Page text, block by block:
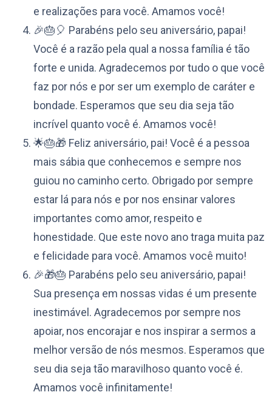
e realizações para você. Amamos você!
🎉🎂🎈 Parabéns pelo seu aniversário, papai!
Você é a razão pela qual a nossa família é tão
forte e unida. Agradecemos por tudo o que você
faz por nós e por ser um exemplo de caráter e
bondade. Esperamos que seu dia seja tão
incrível quanto você é. Amamos você!
🌟🎂🎁 Feliz aniversário, pai! Você é a pessoa
mais sábia que conhecemos e sempre nos
guiou no caminho certo. Obrigado por sempre
estar lá para nós e por nos ensinar valores
importantes como amor, respeito e
honestidade. Que este novo ano traga muita paz
e felicidade para você. Amamos você muito!
🎉🎁🎂 Parabéns pelo seu aniversário, papai!
Sua presença em nossas vidas é um presente
inestimável. Agradecemos por sempre nos
apoiar, nos encorajar e nos inspirar a sermos a
melhor versão de nós mesmos. Esperamos que
seu dia seja tão maravilhoso quanto você é.
Amamos você infinitamente!